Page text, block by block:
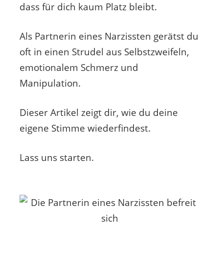
dass für dich kaum Platz bleibt.
Als Partnerin eines Narzissten gerätst du
oft in einen Strudel aus Selbstzweifeln,
emotionalem Schmerz und
Manipulation.
Dieser Artikel zeigt dir, wie du deine
eigene Stimme wiederfindest.
Lass uns starten.